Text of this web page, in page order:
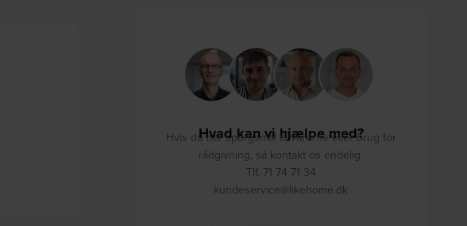
Hvad kan vi hjælpe med?
Hvis du har spørgsmål til varerne eller brug for
rådgivning, så kontakt os endelig.
Tlf. 71 74 71 34
kundeservice@likehome.dk